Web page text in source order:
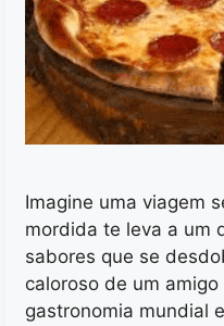
Imagine uma viagem
mordida te leva a um
sabores que se
caloroso de um
gastronomia mundial